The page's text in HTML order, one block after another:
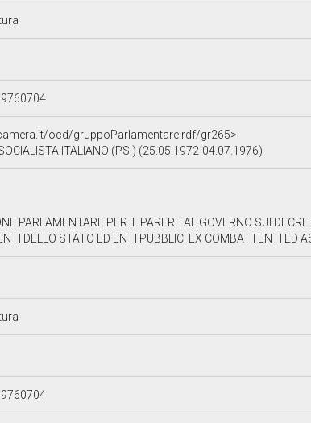
ocd/gruppoParlamentare.rdf/gr265>
ITALIANO (PSI) (25.05.1972-04.07.1976)
PARLAMENTARE PER IL PARERE AL GOVERNO SUI
DELLO STATO ED ENTI PUBBLICI EX COMBATTENTI